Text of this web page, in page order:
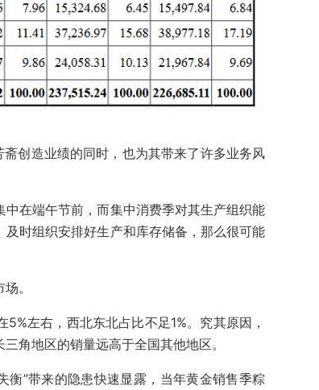
创造业绩的同时，也为其带来了许多业务风
在端午节前，而集中消费季对其生产组织能
时组织安排好生产和库存储备，那么很可能
。
左右，西北东北占比不足1%。究其原因，
角地区的销量远高于全国其他地区。
”带来的隐患快速显露，当年黄金销售季粽